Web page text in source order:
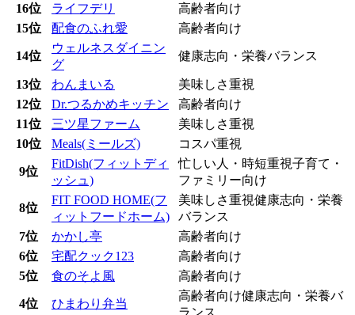
16位
ライフデリ
高齢者向け
15位
配食のふれ愛 高齢者向け
14位
ウェルネスダイニン
グ
健康志向・栄養バランス
13位 わんまいる
美味しさ重視
12位
Dr.つるかめキッチン
高齢者向け
11位
三ツ星ファーム
美味しさ重視
10位
Meals(ミールズ) コスパ重視
9位
FitDish(フィットディ
ッシュ)
忙しい人・時短重視子育て・
ファミリー向け
8位
FIT FOOD HOME(フ
ィットフードホーム)
美味しさ重視健康志向・栄養
バランス
7位
かかし亭
高齢者向け
6位
宅配クック123
高齢者向け
5位
食のそよ風 高齢者向け
4位 ひまわり弁当
高齢者向け健康志向・栄養バ